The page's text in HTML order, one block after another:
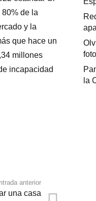
de la
y la
que hace un
millones
incapacidad
anterior
una casa
la